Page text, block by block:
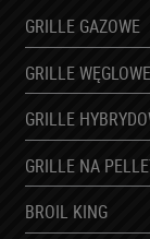
momentu
brak podania
Podane dane
GRILLE GAZOWE
GRILLE WĘGLOWE
GRILLE
GRILLE NA
BROIL KING